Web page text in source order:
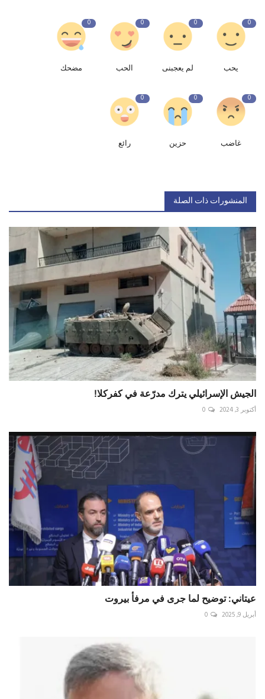
0
يحب
0
لم يعجبنى
0
الحب
0
مضحك
0
غاضب
0
حزين
0
رائع
المنشورات ذات الصلة
الجيش الإسرائيلي يترك مدرّعة في كفركلا!
أكتوبر 3, 2024 0
عيتاني: توضيح لما جرى في مرفأ بيروت
أبريل 9, 2025 0